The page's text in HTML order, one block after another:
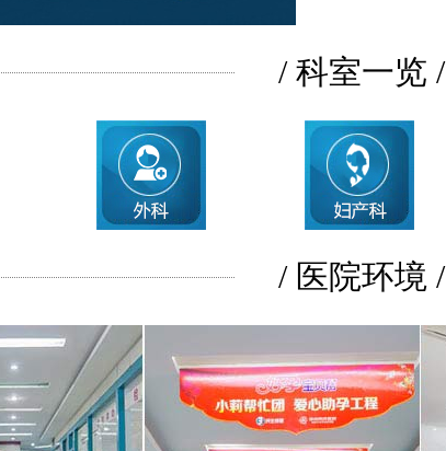
/ 科室一览 /
/ 医院环境 /